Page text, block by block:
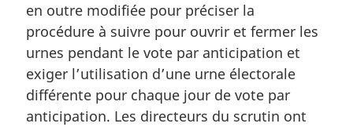
en outre modifiée pour préciser la
procédure à suivre pour ouvrir et fermer les
urnes pendant le vote par anticipation et
exiger l’utilisation d’une urne électorale
différente pour chaque jour de vote par
anticipation. Les directeurs du scrutin ont